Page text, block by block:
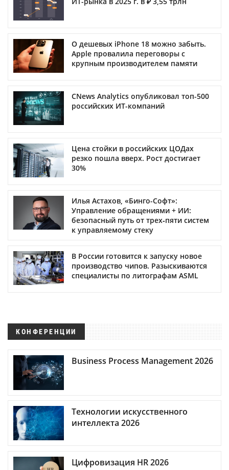
О дешевых iPhone 18 можно забыть.
Apple провалила переговоры с
крупным производителем памяти
CNews Analytics опубликовал топ-500
российских ИТ-компаний
Цена стойки в российских ЦОДах
резко пошла вверх. Рост достигает
30%
Илья Астахов, «Бинго-Софт»:
Управление обращениями + ИИ:
безопасный путь от трех‑пяти систем
к управляемому стеку
В России готовится к запуску новое
производство чипов. Разыскиваются
специалисты по литографам ASML
КОНФЕРЕНЦИИ
Business Process Management 2026
Технологии искусственного
интеллекта 2026
Цифровизация HR 2026